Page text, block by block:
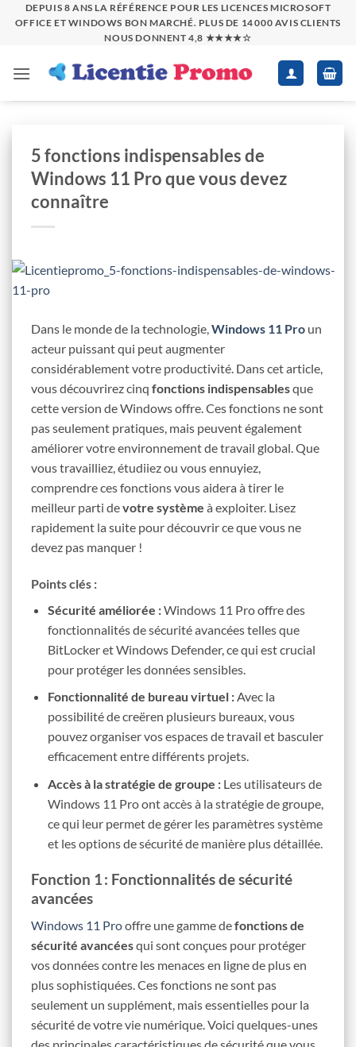
PasserDEPUIS 8 ANS LA RÉFÉRENCE POUR LES LICENCES MICROSOFT
OFFICE ET WINDOWS BON MARCHÉ. PLUS DE 14 000 AVIS CLIENTS
NOUS DONNENT 4,8 ★★★★☆
5 fonctions indispensables de
Windows 11 Pro que vous devez
connaître
Dans le monde de la technologie,Windows 11 Pro un
acteur puissant qui peut augmenter
considérablement votre productivité. Dans cet article,
vous découvrirez cinq fonctions indispensablesque
cette version de Windows offre. Ces fonctions ne sont
pas seulement pratiques, mais peuvent également
améliorer votre environnement de travail global. Que
vous travailliez, étudiiez ou vous ennuyiez,
comprendre ces fonctions vous aidera à tirer le
meilleur parti devotre système à exploiter. Lisez
rapidement la suite pour découvrir ce que vous ne
devez pas manquer !
Points clés :
Sécurité améliorée :Windows 11 Pro offre des
fonctionnalités de sécurité avancées telles que
BitLocker et Windows Defender, ce qui est crucial
pour protéger les données sensibles.
Fonctionnalité de bureau virtuel :Avec la
possibilité de creëren plusieurs bureaux, vous
pouvez organiser vos espaces de travail et basculer
efficacement entre différents projets.
Accès à la stratégie de groupe :Les utilisateurs de
Windows 11 Pro ont accès à la stratégie de groupe,
ce qui leur permet de gérer les paramètres système
et les options de sécurité de manière plus détaillée.
Fonction 1 : Fonctionnalités de sécurité
avancées
Windows 11 Prooffre une gamme defonctions de
sécurité avancéesqui sont conçues pour protéger
vos données contre les menaces en ligne de plus en
plus sophistiquées. Ces fonctions ne sont pas
seulement un supplément, mais essentielles pour la
sécurité de votre vie numérique. Voici quelques-unes